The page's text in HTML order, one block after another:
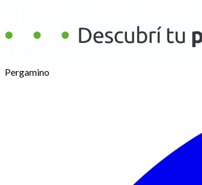
Pergamino